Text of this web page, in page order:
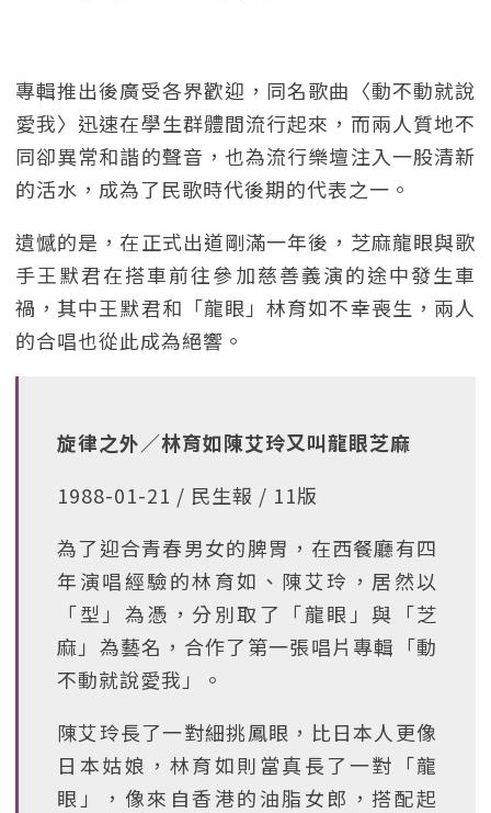
專輯推出後廣受各界歡迎，同名歌曲〈動不動就說
愛我〉迅速在學生群體間流行起來，而兩人質地不
同卻異常和諧的聲音，也為流行樂壇注入一股清新
的活水，成為了民歌時代後期的代表之一。
遺憾的是，在正式出道剛滿一年後，芝麻龍眼與歌
手王默君在搭車前往參加慈善義演的途中發生車
禍，其中王默君和「龍眼」林育如不幸喪生，兩人
的合唱也從此成為絕響。
旋律之外／林育如陳艾玲又叫龍眼芝麻
1988-01-21 / 民生報 / 11版
為了迎合青春男女的脾胃，在西餐廳有四
年演唱經驗的林育如、陳艾玲，居然以
「型」為憑，分別取了「龍眼」與「芝
麻」為藝名，合作了第一張唱片專輯「動
不動就說愛我」。
陳艾玲長了一對細挑鳳眼，比日本人更像
日本姑娘，林育如則當真長了一對「龍
眼」，像來自香港的油脂女郎，搭配起